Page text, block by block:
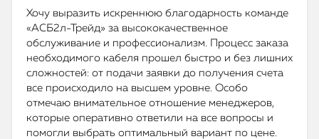
Хочу выразить искреннюю благодарность команде
«АСБ2л-Трейд» за высококачественное
обслуживание и профессионализм. Процесс заказа
необходимого кабеля прошел быстро и без лишних
сложностей: от подачи заявки до получения счета
все происходило на высшем уровне. Особо
отмечаю внимательное отношение менеджеров,
которые оперативно ответили на все вопросы и
помогли выбрать оптимальный вариант по цене.